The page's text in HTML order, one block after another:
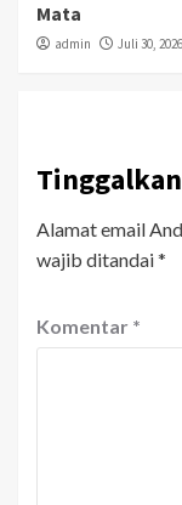
Mata
admin Juli 30, 2026
Alamat email
wajib ditandai*
Komentar *